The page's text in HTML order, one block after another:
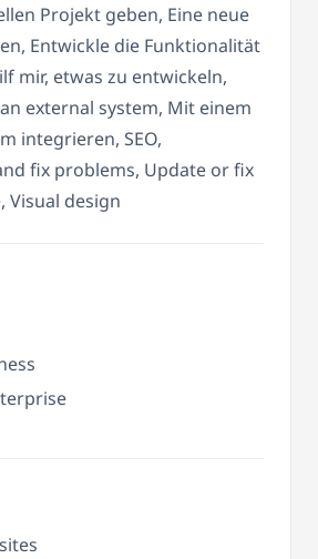
Projekt geben, Eine neue
Entwickle die Funktionalität
mir, etwas zu entwickeln,
external system, Mit einem
integrieren, SEO,
fix problems, Update or fix
Visual design